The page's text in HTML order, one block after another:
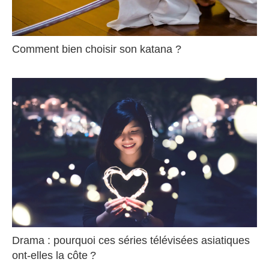
Comment bien choisir son katana ?
Drama : pourquoi ces séries télévisées asiatiques
ont-elles la côte ?